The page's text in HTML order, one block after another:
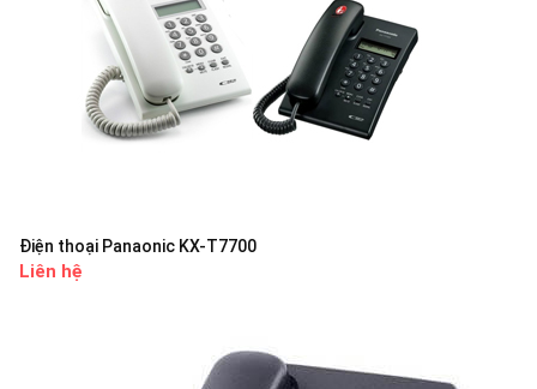
Điện thoại Panaonic KX-T7700
Liên hệ